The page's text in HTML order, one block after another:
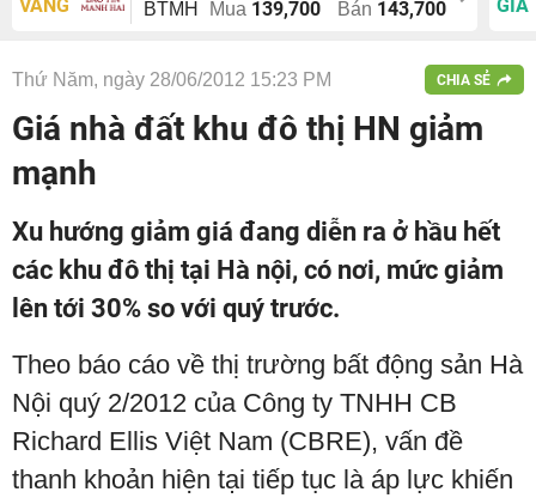
VÀNG
BTMH Mua 139,700 Bán 143,700
GIÁ
Thứ Năm, ngày 28/06/2012 15:23 PM CHIA SẺ
Giá nhà đất khu đô thị HN giảm
mạnh
Xu hướng giảm giá đang diễn ra ở hầu hết
các khu đô thị tại Hà nội, có nơi, mức giảm
lên tới 30% so với quý trước.
Theo báo cáo về thị trường bất động sản Hà
Nội quý 2/2012 của Công ty TNHH CB
Richard Ellis Việt Nam (CBRE), vấn đề
thanh khoản hiện tại tiếp tục là áp lực khiến